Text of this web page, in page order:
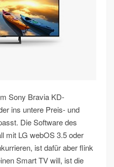
Sony Bravia KD-
ins untere Preis- und
Die Software des
mit LG webOS 3.5 oder
ist dafür aber flink
Smart TV will, ist die